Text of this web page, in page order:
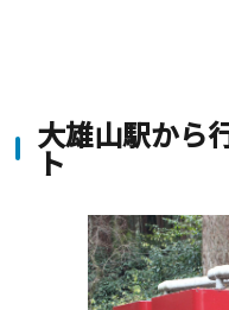
大雄山駅から
ト